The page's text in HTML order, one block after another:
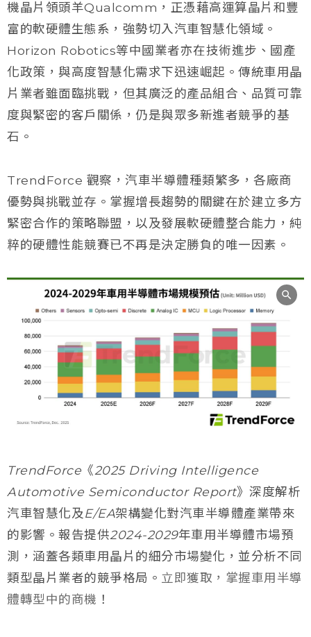
機晶片領頭羊Qualcomm，正憑藉高運算晶片和豐
富的軟硬體生態系，強勢切入汽車智慧化領域。
Horizon Robotics等中國業者亦在技術進步、國產
化政策，與高度智慧化需求下迅速崛起。傳統車用晶
片業者雖面臨挑戰，但其廣泛的產品組合、品質可靠
度與緊密的客戶關係，仍是與眾多新進者競爭的基
石。
TrendForce 觀察，汽車半導體種類繁多，各廠商
優勢與挑戰並存。掌握增長趨勢的關鍵在於建立多方
緊密合作的策略聯盟，以及發展軟硬體整合能力，純
粹的硬體性能競賽已不再是決定勝負的唯一因素。
TrendForce《2025 Driving Intelligence
Automotive Semiconductor Report》深度解析
汽車智慧化及E/EA架構變化對汽車半導體產業帶來
的影響。報告提供2024-2029年車用半導體市場預
測，涵蓋各類車用晶片的細分市場變化，並分析不同
類型晶片業者的競爭格局。 立即獲取，掌握車用半導
體轉型中的商機 ！